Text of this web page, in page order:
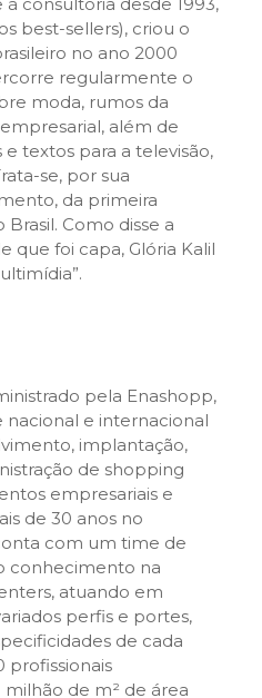
best-sellers), criou o
no ano 2000
regularmente o
moda, rumos da
além de
textos para a televisão,
se, por sua
da primeira
Como disse a
que foi capa, Glória Kalil
pela Enashopp,
e internacional
implantação,
de shopping
empresariais e
de 30 anos no
com um time de
conhecimento na
atuando em
perfis e portes,
de cada
profissionais
milhão de m² de área